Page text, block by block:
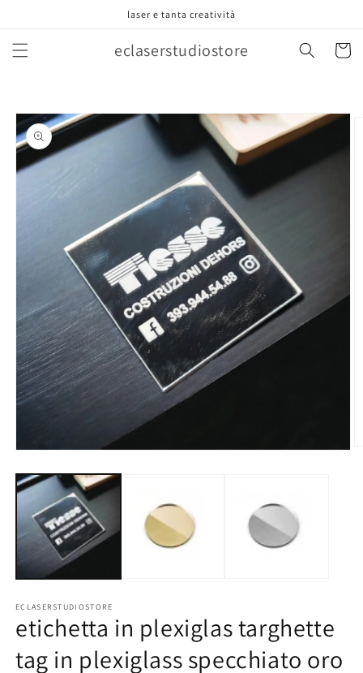
laser e tanta creatività
eclaserstudiostore Carrello
informazioni
sul prodotto
multimediali
1
finestra
modale
ECLASERSTUDIOSTORE
etichetta in plexiglas targhette
tag in plexiglass specchiato oro